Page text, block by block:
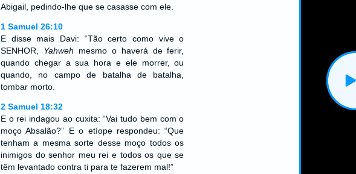
Abigail, pedindo-lhe que se casasse com ele.
1 Samuel 26:10
E disse mais Davi: “Tão certo como vive o
SENHOR, Yahweh mesmo o haverá de ferir,
quando chegar a sua hora e ele morrer, ou
quando, no campo de batalha de batalha,
tombar morto.
2 Samuel 18:32
E o rei indagou ao cuxita: “Vai tudo bem com o
moço Absalão?” E o etíope respondeu: “Que
tenham a mesma sorte desse moço todos os
inimigos do senhor meu rei e todos os que se
têm levantado contra ti para te fazerem mal!”